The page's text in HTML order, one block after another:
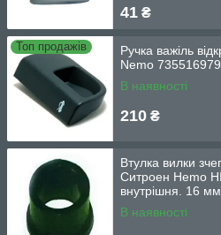
41 ₴
Топ продажів
Ручка важіль
Nemo
В наявності
210 ₴
Втулка вилки
Ситроен Неmo
внутрішня. 16
В наявності